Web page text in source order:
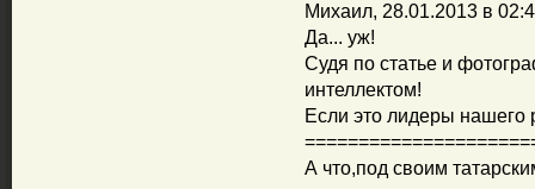
Михаил, 28.01.2013 в
Да... уж!
Судя по статье и
интеллектом!
Если это лидеры нашего
А что,под своим